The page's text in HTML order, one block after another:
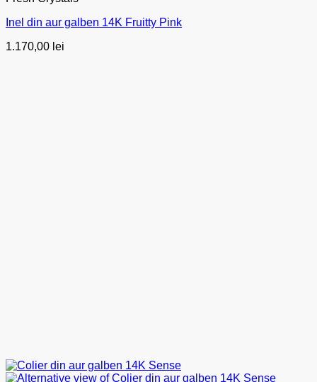
Inel din aur galben 14K Fruitty Pink
1.170,00 lei